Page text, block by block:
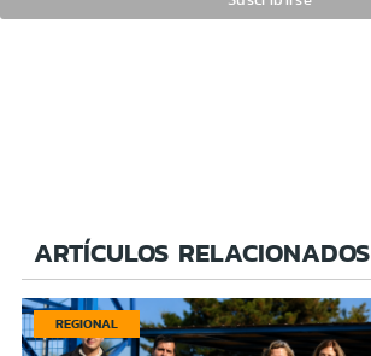
ARTÍCULOS RELACIONADOS
REGIONAL